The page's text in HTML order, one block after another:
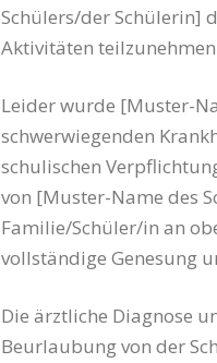
Schülers/der Schülerin]
Aktivitäten
Leider wurde [Muster-
schwerwiegenden
schulischen
von [Muster-Name des
Familie/Schüler/in an
vollständige Genesung
Die ärztliche Diagnose
Beurlaubung von der